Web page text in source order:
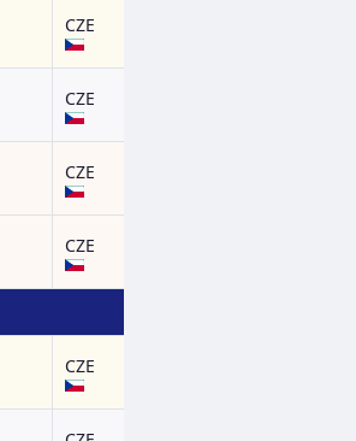
CZE
CZE
CZE
CZE
CZE